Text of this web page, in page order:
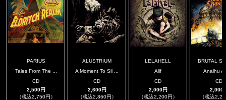
PARIUS
Tales From The ...
CD
2,500円
（税込2,750円）
ALUSTRIUM
A Moment To Sil ...
CD
2,600円
（税込2,860円）
LELAHELL
Alif
CD
2,000円
（税込2,200円）
BRUTAL
Analhu
CD
2,000
（税込